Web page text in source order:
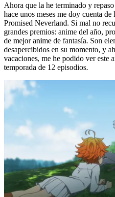
Ahora que la he terminado y
hace unos meses me doy cuenta
Promised Neverland. Si mal no
grandes premios: anime del año,
de mejor anime de fantasía. Son
desapercibidos en su momento, y
vacaciones, me he podido ver este
temporada de 12 episodios.